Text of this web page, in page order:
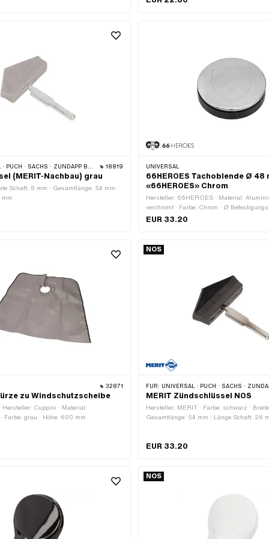
· SACHS · ZÜNDAPP BELMONDO 18819
(MERIT-Nachbau) grau
Schaft: 6 mm · Gesamtlänge: 54 mm ·
mm
UNIVERSAL
66HEROES Tachoblende Ø 48
«66HEROES» Chrom
Hersteller: 66HEROES · Material:
verchromt · Farbe: Chrom · Ø
EUR 33.20
32871
zu Windschutzscheibe
Hersteller: Cuppini · Material:
Farbe: grau · Höhe: 600 mm
NOS
FÜR: UNIVERSAL · PUCH · SACHS · ZÜNDAPP
MERIT Zündschlüssel NOS
Hersteller: MERIT · Farbe: schwarz ·
Gesamtlänge: 54 mm · Länge Schaft: 26
EUR 33.20
NOS